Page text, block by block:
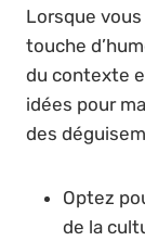
Lorsque
touche
du contexte
idées pour
des
Optez
de la